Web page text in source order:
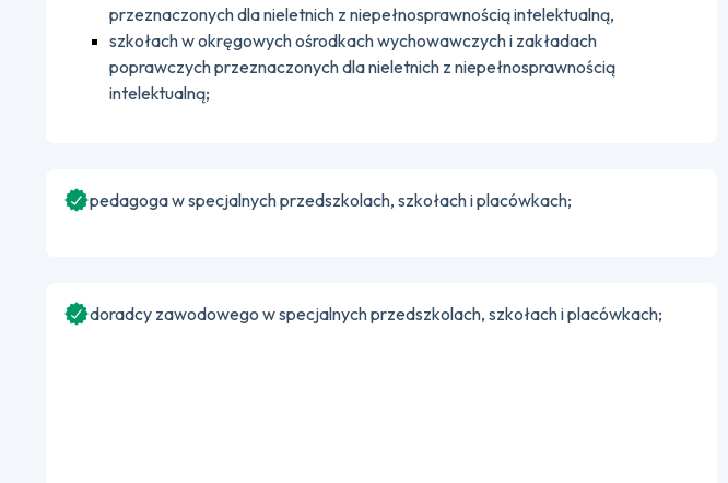
przeznaczonych dla nieletnich z niepełnosprawnością intelektualną,
szkołach w okręgowych ośrodkach wychowawczych i zakładach
poprawczych przeznaczonych dla nieletnich z niepełnosprawnością
intelektualną;
pedagoga w specjalnych przedszkolach, szkołach i placówkach;
doradcy zawodowego w specjalnych przedszkolach, szkołach i placówkach;